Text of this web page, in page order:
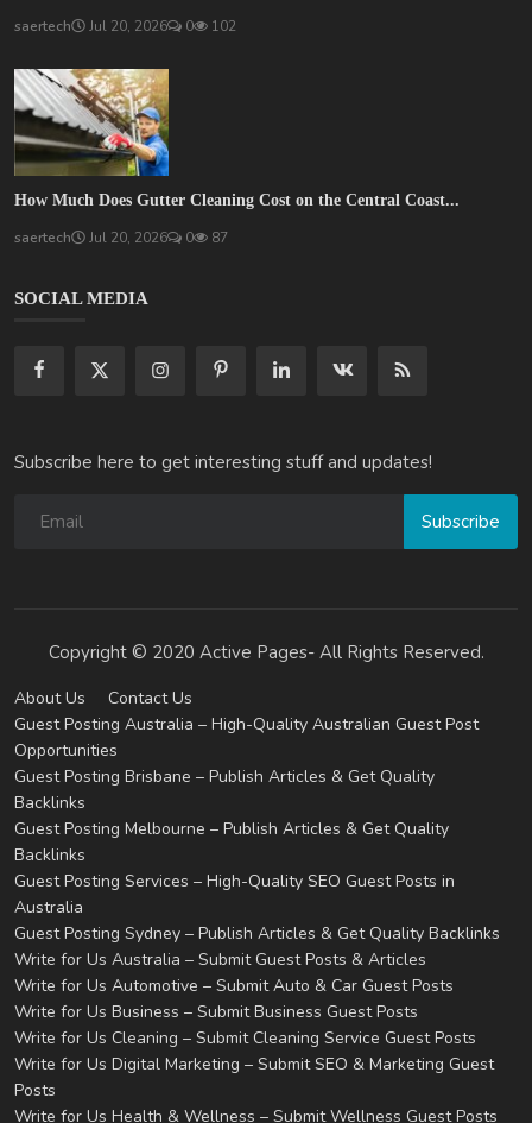
saertech Jul 20, 2026 0 102
How Much Does Gutter Cleaning Cost on the Central Coast...
saertech Jul 20, 2026 0 87
SOCIAL MEDIA
Subscribe here to get interesting stuff and updates!
Subscribe
Copyright © 2020 Active Pages- All Rights Reserved.
About Us
Contact Us
Guest Posting Australia – High-Quality Australian Guest Post
Opportunities
Guest Posting Brisbane – Publish Articles & Get Quality
Backlinks
Guest Posting Melbourne – Publish Articles & Get Quality
Backlinks
Guest Posting Services – High-Quality SEO Guest Posts in
Australia
Guest Posting Sydney – Publish Articles & Get Quality Backlinks
Write for Us Australia – Submit Guest Posts & Articles
Write for Us Automotive – Submit Auto & Car Guest Posts
Write for Us Business – Submit Business Guest Posts
Write for Us Cleaning – Submit Cleaning Service Guest Posts
Write for Us Digital Marketing – Submit SEO & Marketing Guest
Posts
Write for Us Health & Wellness – Submit Wellness Guest Posts